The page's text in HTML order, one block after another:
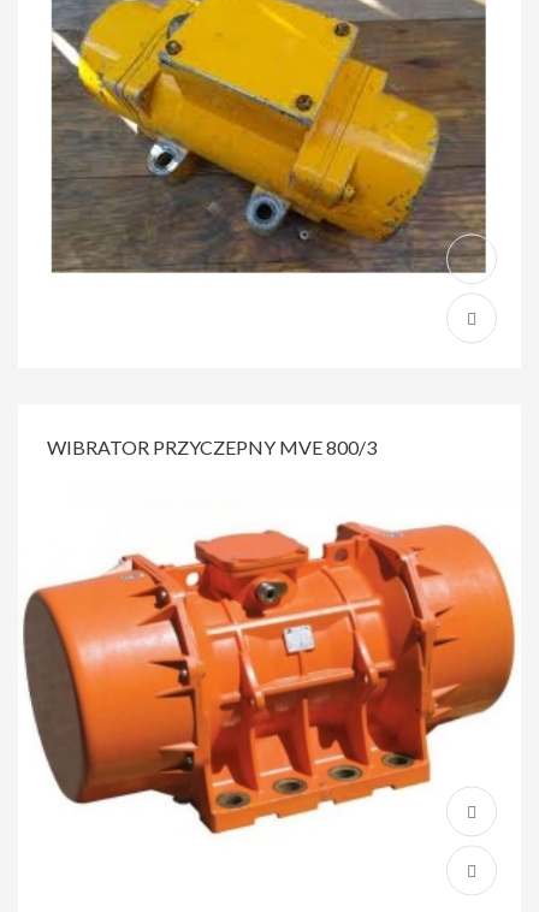
WIBRATOR PRZYCZEPNY MVE 800/3